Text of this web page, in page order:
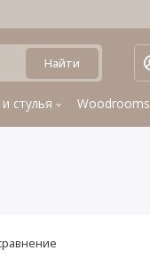
Найти
стулья Woodrooms